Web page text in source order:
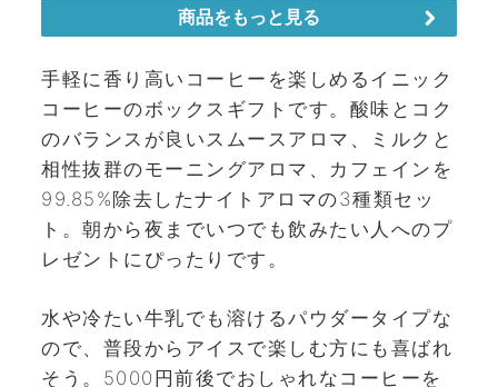
手軽に香り高いコーヒーを楽しめるイニック
コーヒーのボックスギフトです。酸味とコク
のバランスが良いスムースアロマ、ミルクと
相性抜群のモーニングアロマ、カフェインを
99.85%除去したナイトアロマの3種類セッ
ト。朝から夜までいつでも飲みたい人へのプ
レゼントにぴったりです。
水や冷たい牛乳でも溶けるパウダータイプな
ので、普段からアイスで楽しむ方にも喜ばれ
そう。5000円前後でおしゃれなコーヒーを